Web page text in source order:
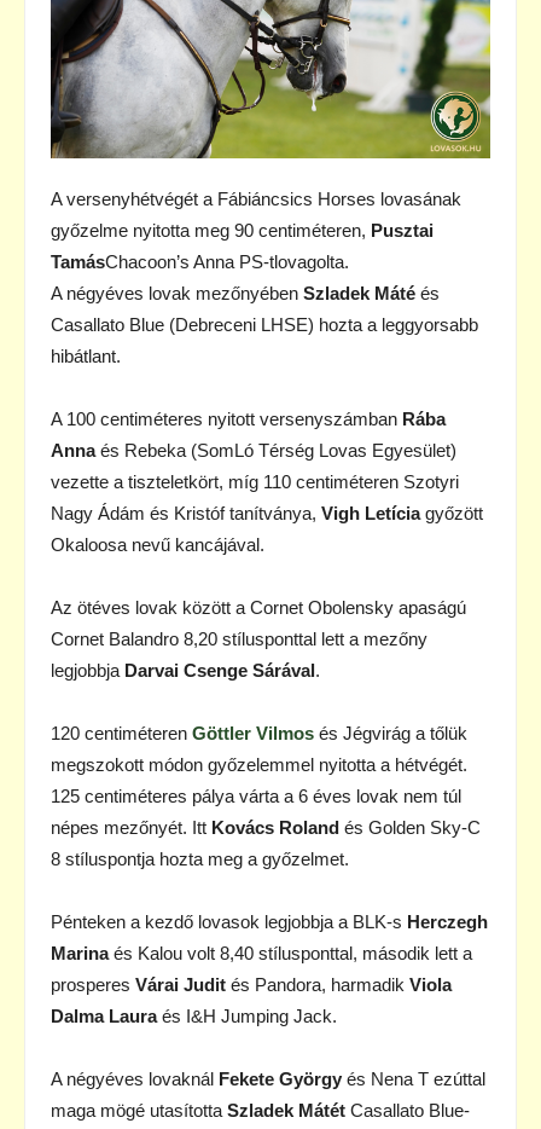
A versenyhétvégét a Fábiáncsics Horses lovasának
győzelme nyitotta meg 90 centiméteren, Pusztai
TamásChacoon’s Anna PS-tlovagolta.
A négyéves lovak mezőnyében Szladek Máté és
Casallato Blue (Debreceni LHSE) hozta a leggyorsabb
hibátlant.
A 100 centiméteres nyitott versenyszámban Rába
Annaés Rebeka (SomLó Térség Lovas Egyesület)
vezette a tiszteletkört, míg 110 centiméteren Szotyri
Nagy Ádám és Kristóf tanítványa, Vigh Letíciagyőzött
Okaloosa nevű kancájával.
Az ötéves lovak között a Cornet Obolensky apaságú
Cornet Balandro 8,20 stílusponttal lett a mezőny
legjobbja Darvai Csenge Sárával.
120 centiméteren Göttler Vilmos és Jégvirág a tőlük
megszokott módon győzelemmel nyitotta a hétvégét.
125 centiméteres pálya várta a 6 éves lovak nem túl
népes mezőnyét. Itt Kovács Roland és Golden Sky-C
8 stíluspontja hozta meg a győzelmet.
Pénteken a kezdő lovasok legjobbja a BLK-s Herczegh
Marinaés Kalou volt 8,40 stílusponttal, második lett a
prosperes Várai Judit és Pandora, harmadik Viola
Dalma Lauraés I&H Jumping Jack.
A négyéves lovaknál Fekete György és Nena T ezúttal
maga mögé utasította Szladek Mátét Casallato Blue-